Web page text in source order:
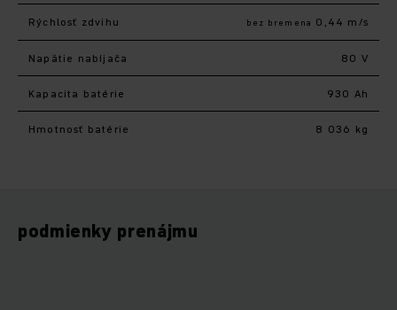
Rýchlosť zdvihu bez bremena 0,44 m/s
Napätie nabíjača 80 V
Kapacita batérie 930 Ah
Hmotnosť batérie 8 036 kg
podmienky prenájmu